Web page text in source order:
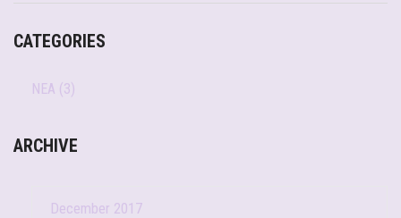
CATEGORIES
ΝΕΑ (3)
ARCHIVE
December 2017